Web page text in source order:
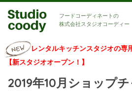
フードコーディネートの
株式会社スタジオコーディー
レンタルキッチンスタジオの専
【新スタジオオープン！】
2019年10月ショップ